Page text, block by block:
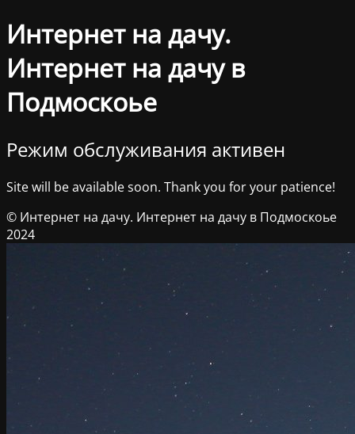
Интернет на дачу.
Интернет на дачу в
Подмоскоье
Режим обслуживания активен
Site will be available soon. Thank you for your patience!
© Интернет на дачу. Интернет на дачу в Подмоскоье
2024